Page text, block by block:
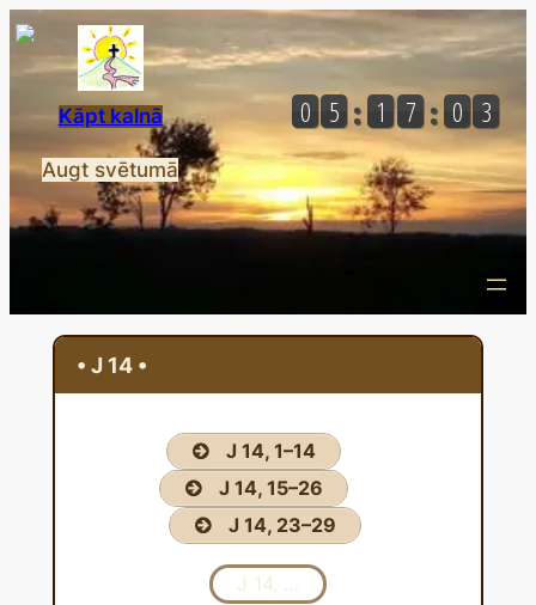
Przejdź
Kāpt kalnā
Augt svētumā
• J 14 •
J 14, 1–14
J 14, 15–26
J 14, 23–29
J 14, …